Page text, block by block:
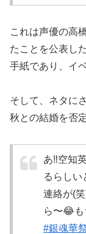
これは声優の高
たことを公表し
手紙であり、イ
そして、ネタに
秋との結婚を否
あ‼️空知
るらしい
連絡が(
ら〜😂
#銀魂華